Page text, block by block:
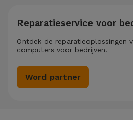
Reparatieservice voor
Ontdek de reparatieoplossingen
computers voor bedrijven.
Word partner